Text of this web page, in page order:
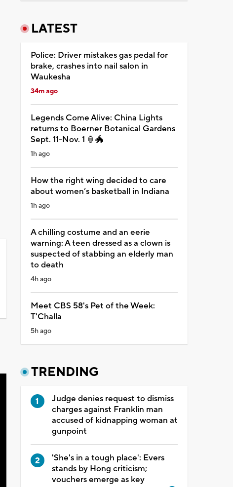
LATEST
Police: Driver mistakes gas pedal for
brake, crashes into nail salon in
Waukesha
34m ago
Legends Come Alive: China Lights
returns to Boerner Botanical Gardens
Sept. 11-Nov. 1 🏮🐲
1h ago
How the right wing decided to care
about women’s basketball in Indiana
1h ago
A chilling costume and an eerie
warning: A teen dressed as a clown is
suspected of stabbing an elderly man
to death
4h ago
Meet CBS 58's Pet of the Week:
T'Challa
5h ago
TRENDING
Judge denies request to dismiss
charges against Franklin man
accused of kidnapping woman at
gunpoint
'She's in a tough place': Evers
stands by Hong criticism;
vouchers emerge as key